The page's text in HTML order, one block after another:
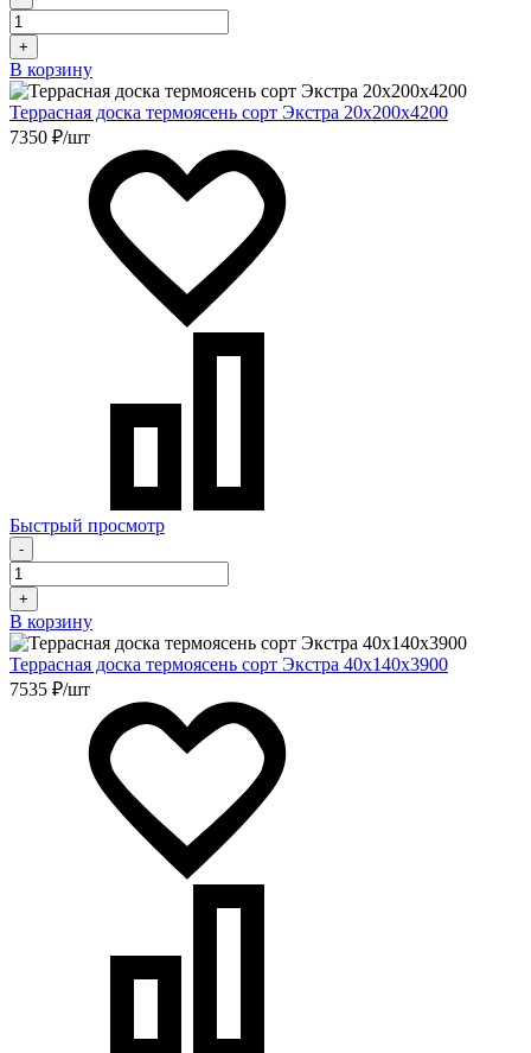
+
В корзину
Террасная доска термоясень сорт Экстра 20х200х4200
7350 ₽/шт
Быстрый просмотр
-
+
В корзину
Террасная доска термоясень сорт Экстра 40х140х3900
7535 ₽/шт